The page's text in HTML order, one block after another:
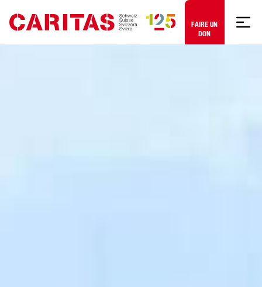
Aller au contenu
FAIRE UN
DON